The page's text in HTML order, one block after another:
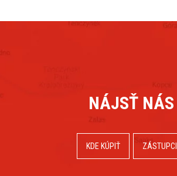
NÁJSŤ NÁS
KDE KÚPIŤ ZÁSTUPCI